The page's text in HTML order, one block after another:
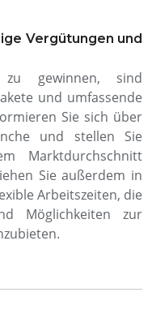
Vergütungen und
gewinnen, sind
und umfassende
Sie sich über
und stellen Sie
Marktdurchschnitt
Sie außerdem in
Arbeitszeiten, die
Möglichkeiten zur